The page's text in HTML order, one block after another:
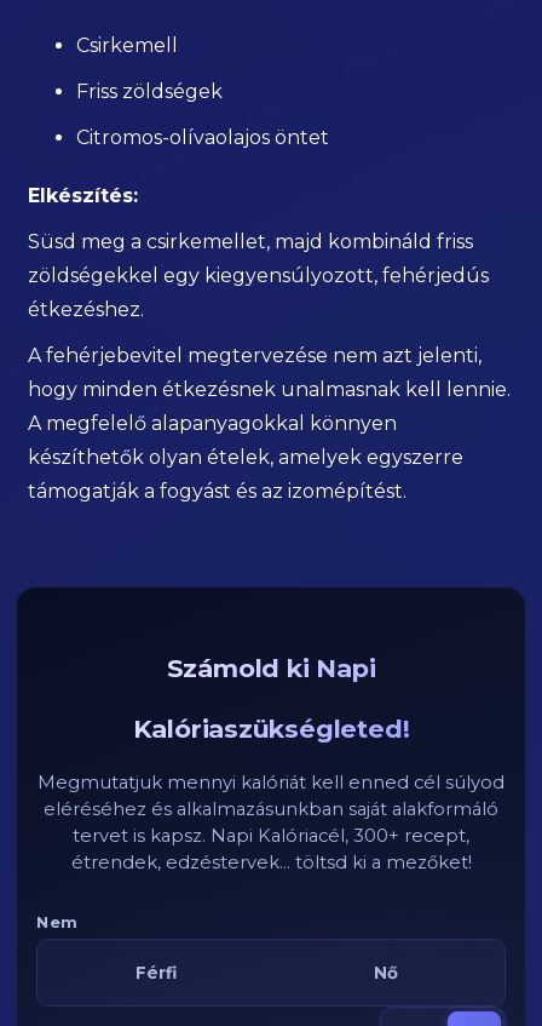
Csirkemell
Friss zöldségek
Citromos-olívaolajos öntet
Elkészítés:
Süsd meg a csirkemellet, majd kombináld friss
zöldségekkel egy kiegyensúlyozott, fehérjedús
étkezéshez.
A fehérjebevitel megtervezése nem azt jelenti,
hogy minden étkezésnek unalmasnak kell lennie.
A megfelelő alapanyagokkal könnyen
készíthetők olyan ételek, amelyek egyszerre
támogatják a fogyást és az izomépítést.
Számold ki Napi
Kalóriaszükségleted!
Megmutatjuk mennyi kalóriát kell enned cél súlyod
eléréséhez és alkalmazásunkban saját alakformáló
tervet is kapsz. Napi Kalóriacél, 300+ recept,
étrendek, edzéstervek... töltsd ki a mezőket!
Nem
Férfi Nő